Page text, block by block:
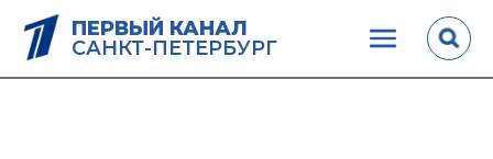
ПЕРВЫЙ КАНАЛ
САНКТ-ПЕТЕРБУРГ